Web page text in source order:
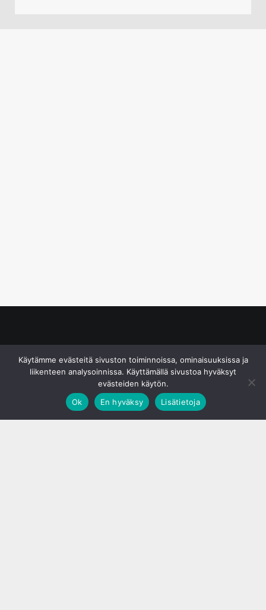
Käytämme evästeitä sivuston toiminnoissa, ominaisuuksissa ja
liikenteen analysoinnissa. Käyttämällä sivustoa hyväksyt
evästeiden käytön.
Ok
En hyväksy Lisätietoja